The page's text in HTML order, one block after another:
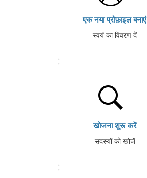
एक नया प्रोफ़ाइल बनाएं
स्वयं का विवरण दें
खोजना शुरू करें
सदस्यों को खोजें